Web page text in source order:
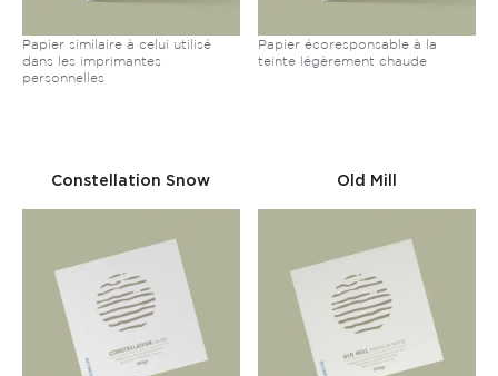
Papier similaire à celui utilisé
dans les imprimantes
personnelles
Papier écoresponsable à la
teinte légèrement chaude
Constellation Snow Old Mill